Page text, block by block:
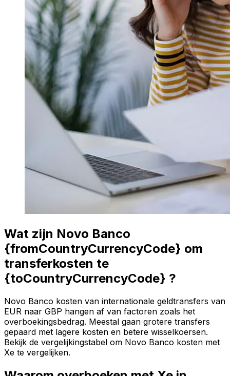
Wat zijn Novo Banco
{fromCountryCurrencyCode} om
transferkosten te
{toCountryCurrencyCode} ?
Novo Banco kosten van internationale geldtransfers van
EUR naar GBP hangen af van factoren zoals het
overboekingsbedrag. Meestal gaan grotere transfers
gepaard met lagere kosten en betere wisselkoersen.
Bekijk de vergelijkingstabel om Novo Banco kosten met
Xe te vergelijken.